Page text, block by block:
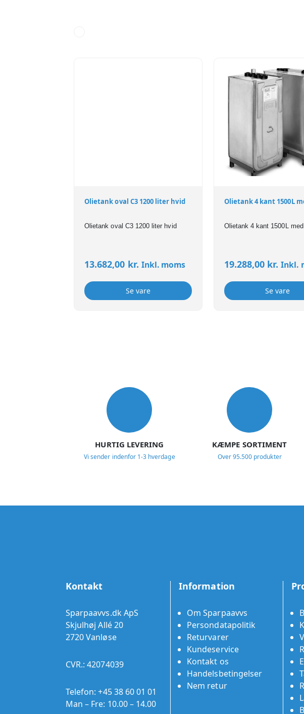
Olietank oval C3 1200 liter hvid
Olietank oval C3 1200 liter hvid
13.682,00 kr. Inkl. moms
Se vare
Olietank 4 kant 1500L
Olietank 4 kant 1500L
19.288,00 kr. Inkl.
Se vare
HURTIG LEVERING
Vi sender indenfor 1-3 hverdage
KÆMPE SORTIMENT
Over 95.500 produkter
Kontakt
Sparpaavvs.dk ApS
Skjulhøj Allé 20
2720 Vanløse
CVR.: 42074039
Telefon:+45 38 60 01 01
Man – Fre: 10.00 – 14.00
Information
Om Sparpaavvs
Persondatapolitik
Returvarer
Kundeservice
Kontakt os
Handelsbetingelser
Nem retur